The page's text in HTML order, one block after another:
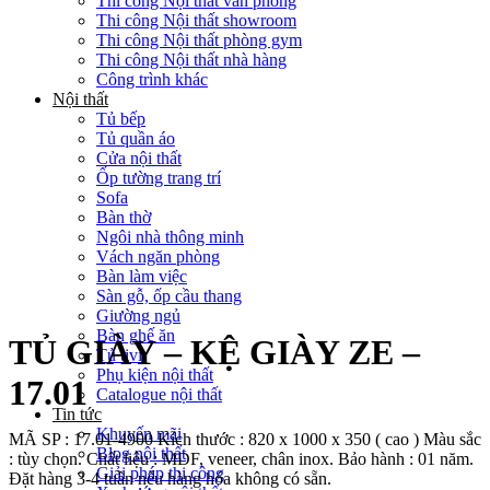
Thi công Nội thất showroom
Thi công Nội thất phòng gym
Thi công Nội thất nhà hàng
Công trình khác
Nội thất
Tủ bếp
Tủ quần áo
Cửa nội thất
Ốp tường trang trí
Sofa
Bàn thờ
Ngôi nhà thông minh
Vách ngăn phòng
Bàn làm việc
Sàn gỗ, ốp cầu thang
Giường ngủ
Bàn ghế ăn
Tủ tivi
Phụ kiện nội thất
Catalogue nội thất
Tin tức
Khuyến mãi
Blog nội thất
Giải pháp thi công
TỦ GIÀY – KỆ GIÀY ZE –
17.01
MÃ SP : 17.01-4900 Kích thước : 820 x 1000 x 350 ( cao ) Màu sắc
: tùy chọn. Chất liệu : MDF, veneer, chân inox. Bảo hành : 01 năm.
Đặt hàng 3-4 tuần nếu hàng hóa không có sẵn.